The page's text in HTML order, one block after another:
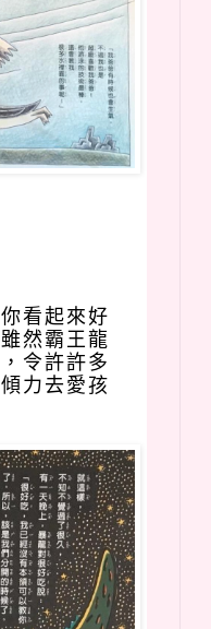
看起來好
然霸王龍
令許許多
力去愛孩